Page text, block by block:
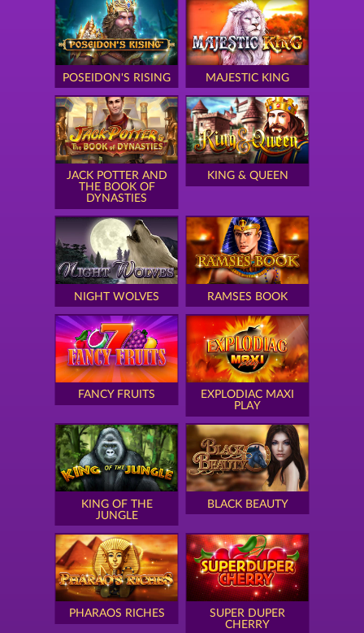
POSEIDON'S RISING MAJESTIC KING
JACK POTTER AND
THE BOOK OF
DYNASTIES
KING & QUEEN
NIGHT WOLVES RAMSES BOOK
FANCY FRUITS
EXPLODIAC MAXI
PLAY
KING OF THE
JUNGLE
BLACK BEAUTY
PHARAOS RICHES
SUPER DUPER
CHERRY